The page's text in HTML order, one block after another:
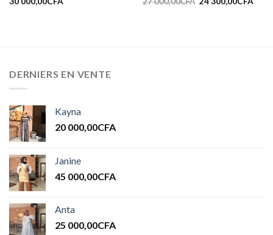
DERNIERS EN VENTE
Kayna
20 000,00CFA
Janine
45 000,00CFA
Anta
25 000,00CFA